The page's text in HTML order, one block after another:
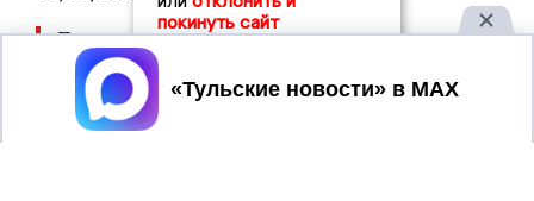
Дмитрий Миляев прибыл к горящему
складу WB в Алексине
покинуть сайт
Принять